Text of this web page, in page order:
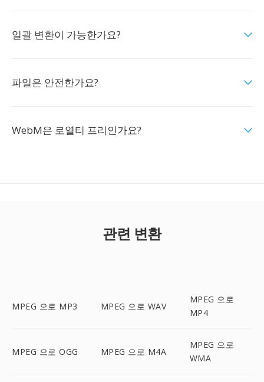
일괄 변환이 가능한가요?
파일은 안전한가요?
WebM은 로열티 프리인가요?
관련 변환
MPEG 으로 MP3 MPEG 으로 WAV
MPEG 으로
MP4
MPEG 으로 OGG MPEG 으로 M4A
MPEG 으로
WMA